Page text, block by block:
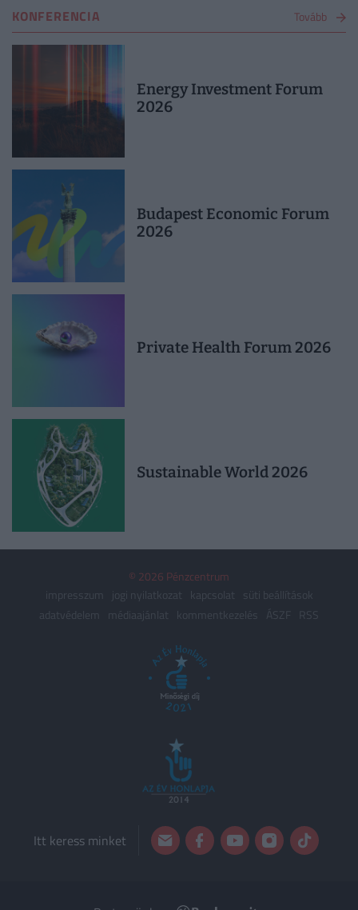
KONFERENCIA Tovább
Energy Investment Forum
2026
Budapest Economic Forum
2026
Private Health Forum 2026
Sustainable World 2026
© 2026 Pénzcentrum
impresszum
jogi nyilatkozat kapcsolat
süti beállítások
adatvédelem
médiaajánlat kommentkezelés ÁSZF RSS
Itt keress minket